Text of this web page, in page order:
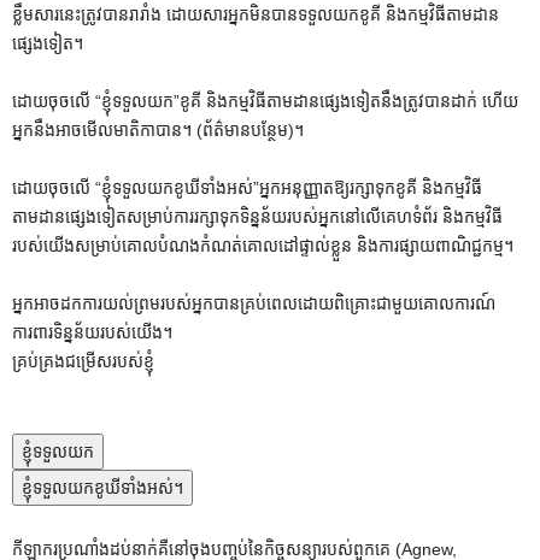
ខ្លឹមសារនេះត្រូវបានរារាំង ដោយសារអ្នកមិនបានទទួលយកខូគី និងកម្មវិធីតាមដាន
ផ្សេងទៀត។
ដោយចុចលើ “ខ្ញុំទទួលយក”ខូគី និងកម្មវិធីតាមដានផ្សេងទៀតនឹងត្រូវបានដាក់ ហើយ
អ្នកនឹងអាចមើលមាតិកាបាន។ (ព័ត៌មានបន្ថែម)។
ដោយចុចលើ “ខ្ញុំទទួលយកខូឃីទាំងអស់”អ្នកអនុញ្ញាតឱ្យរក្សាទុកខូគី និងកម្មវិធី
តាមដានផ្សេងទៀតសម្រាប់ការរក្សាទុកទិន្នន័យរបស់អ្នកនៅលើគេហទំព័រ និងកម្មវិធី
របស់យើងសម្រាប់គោលបំណងកំណត់គោលដៅផ្ទាល់ខ្លួន និងការផ្សាយពាណិជ្ជកម្ម។
អ្នកអាចដកការយល់ព្រមរបស់អ្នកបានគ្រប់ពេលដោយពិគ្រោះជាមួយគោលការណ៍
ការពារទិន្នន័យរបស់យើង។
គ្រប់គ្រងជម្រើសរបស់ខ្ញុំ
ខ្ញុំទទួលយក
ខ្ញុំទទួលយកខូឃីទាំងអស់។
កីឡាករប្រណាំងដប់នាក់គឺនៅចុងបញ្ចប់នៃកិច្ចសន្យារបស់ពួកគេ (Agnew,